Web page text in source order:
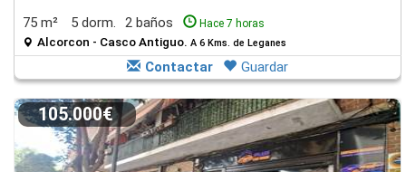
75 m² 5 dorm. 2 baños Hace 7 horas
Alcorcon - Casco Antiguo. A 6 Kms. de Leganes
Contactar Guardar
105.000€